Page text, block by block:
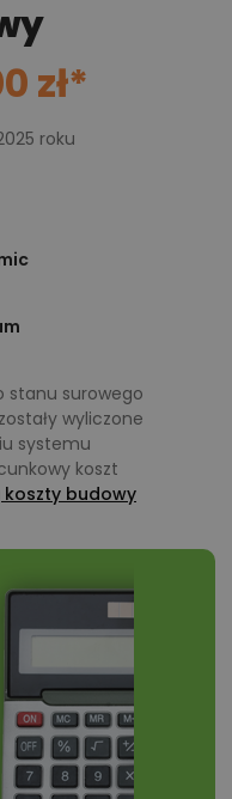
NAPISZ
zł*
roku
stanu surowego
wyliczone
systemu
koszt
koszty budowy